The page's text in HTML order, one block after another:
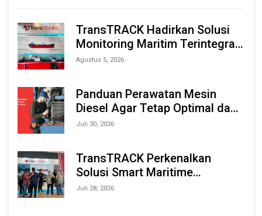
TransTRACK Hadirkan Solusi
Monitoring Maritim Terintegrasi
Berbasis AI & IoT di Indonesia
Agustus 5, 2026
Panduan Perawatan Mesin
Diesel Agar Tetap Optimal dan
Tahan Lama
Juli 30, 2026
TransTRACK Perkenalkan
Solusi Smart Maritime
Monitoring Berbasis AI dan IoT
Juli 28, 2026